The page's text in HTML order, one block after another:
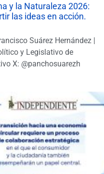
y la Naturaleza 2026:
las ideas en acción.
Suárez Hernández |
y Legislativo de
X: @panchosuarezh